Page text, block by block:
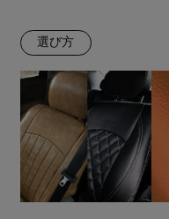
選び方